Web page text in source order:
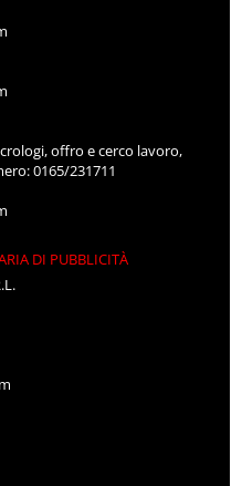
offro e cerco lavoro,
0165/231711
DI PUBBLICITÀ